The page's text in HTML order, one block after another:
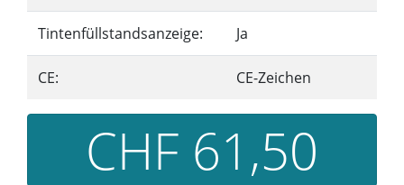
Tintenfüllstandsanzeige: Ja
CE: CE-Zeichen
CHF 61,50